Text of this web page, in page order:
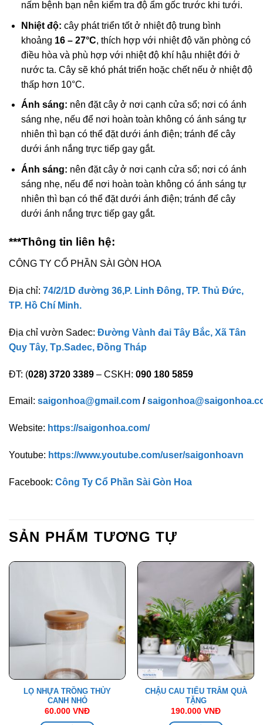
nấm bệnh bạn nên kiểm tra độ ẩm gốc trước khi tưới.
Nhiệt độ: cây phát triển tốt ở nhiệt độ trung bình
khoảng 16 – 27°C, thích hợp với nhiệt độ văn phòng có
điều hòa và phù hợp với nhiệt độ khí hậu nhiệt đới ở
nước ta. Cây sẽ khó phát triển hoặc chết nếu ở nhiệt độ
thấp hơn 10°C.
Ánh sáng: nên đặt cây ở nơi cạnh cửa sổ; nơi có ánh
sáng nhẹ, nếu để nơi hoàn toàn không có ánh sáng tự
nhiên thì bạn có thể đặt dưới ánh điện; tránh để cây
dưới ánh nắng trực tiếp gay gắt.
Ánh sáng: nên đặt cây ở nơi cạnh cửa sổ; nơi có ánh
sáng nhẹ, nếu để nơi hoàn toàn không có ánh sáng tự
nhiên thì bạn có thể đặt dưới ánh điện; tránh để cây
dưới ánh nắng trực tiếp gay gắt.
***Thông tin liên hệ:
CÔNG TY CỔ PHẦN SÀI GÒN HOA
Địa chỉ: 74/2/1D đường 36,P. Linh Đông, TP. Thủ Đức,
TP. Hồ Chí Minh.
Địa chỉ vườn Sadec: Đường Vành đai Tây Bắc, Xã Tân
Quy Tây, Tp.Sadec, Đồng Tháp
ĐT: (028) 3720 3389 – CSKH: 090 180 5859
Email: saigonhoa@gmail.com /
Website: https://saigonhoa.com/
Youtube: https://www.youtube.com/user/saigonhoavn
Facebook: Công Ty Cổ Phần Sài Gòn Hoa
SẢN PHẨM TƯƠNG TỰ
LỌ NHỰA TRỒNG THỦY
CANH NHỎ
60.000 VNĐ
CHẬU CAU TIỂU TRÂM QUÀ
TẶNG
190.000 VNĐ